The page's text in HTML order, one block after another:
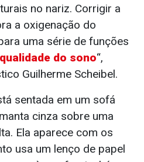
no nariz. Corrigir a
a oxigenação do
uma série de funções
qualidade do sono“,
Guilherme Scheibel.